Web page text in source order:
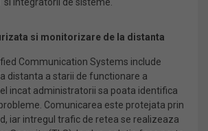
si monitorizare de la distanta
Communication Systems include
distanta a starii de functionare a
incat administratorii sa poata identifica
Comunicarea este protejata prin
iar intregul trafic de retea se realizeaza